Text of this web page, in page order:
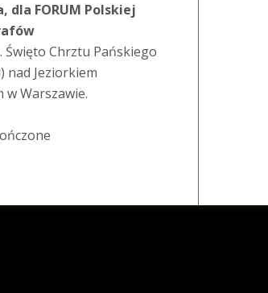
dla FORUM Polskiej
Święto Chrztu Pańskiego
nad Jeziorkiem
w Warszawie.